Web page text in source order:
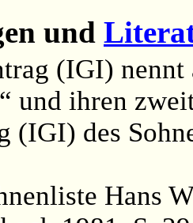
und
(IGI)
und ihren
(IGI) des
Hans